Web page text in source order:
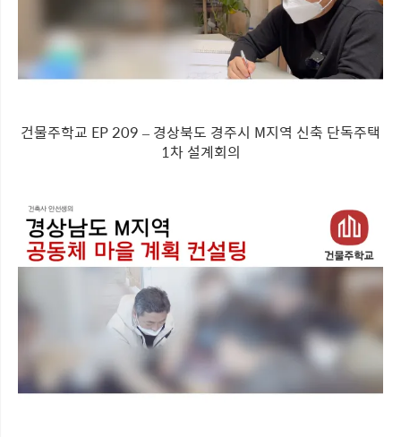
건물주학교 EP 209 – 경상북도 경주시 M지역 신축 단독주택
1차 설계회의